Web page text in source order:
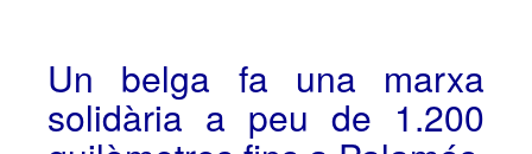
Un belga fa una marxa
solidària a peu de 1.200